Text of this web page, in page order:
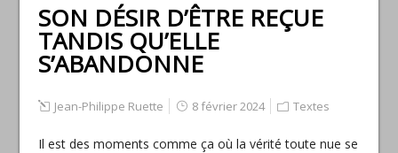
SON DÉSIR D’ÊTRE REÇUE
TANDIS QU’ELLE
S’ABANDONNE
Jean-Philippe Ruette 8 février 2024 Textes
Il est des moments comme ça où la vérité toute nue se